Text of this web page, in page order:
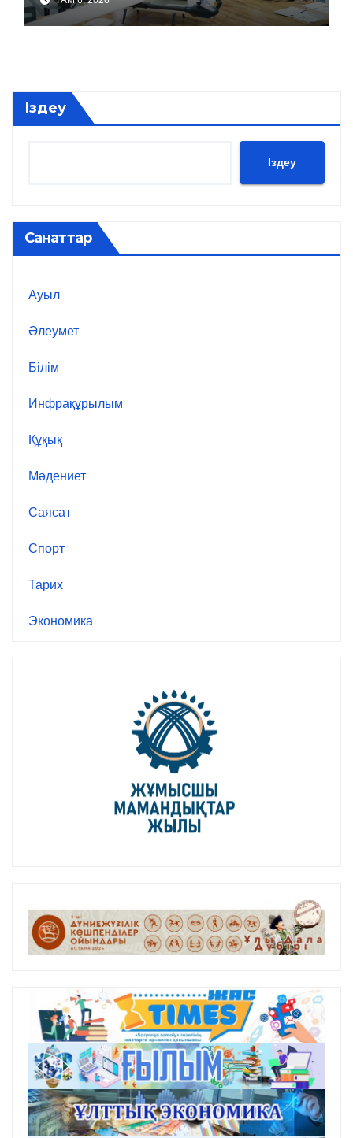
Іздеу
Іздеу
Санаттар
Ауыл
Әлеумет
Білім
Инфрақұрылым
Құқық
Мәдениет
Саясат
Спорт
Тарих
Экономика